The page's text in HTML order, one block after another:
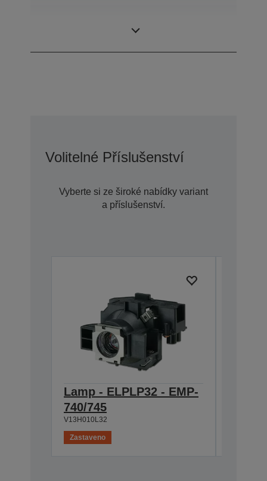
Volitelné Příslušenství
Vyberte si ze široké nabídky variant
a příslušenství.
Lamp - ELPLP32 - EMP-
740/745
V13H010L32
Zastaveno